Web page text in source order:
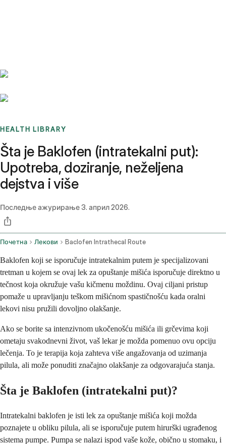
HEALTH LIBRARY
Šta je Baklofen (intratekalni put):
Upotreba, doziranje, neželjena
dejstva i više
Последње ажурирање3. април 2026.
Почетна Лекови Baclofen Intrathecal Route
Baklofen koji se isporučuje intratekalnim putem je specijalizovani
tretman u kojem se ovaj lek za opuštanje mišića isporučuje direktno u
tečnost koja okružuje vašu kičmenu moždinu. Ovaj ciljani pristup
pomaže u upravljanju teškom mišićnom spastičnošću kada oralni
lekovi nisu pružili dovoljno olakšanje.
Ako se borite sa intenzivnom ukočenošću mišića ili grčevima koji
ometaju svakodnevni život, vaš lekar je možda pomenuo ovu opciju
lečenja. To je terapija koja zahteva više angažovanja od uzimanja
pilula, ali može ponuditi značajno olakšanje za odgovarajuća stanja.
Šta je Baklofen (intratekalni put)?
Intratekalni baklofen je isti lek za opuštanje mišića koji možda
poznajete u obliku pilula, ali se isporučuje putem hirurški ugrađenog
sistema pumpe. Pumpa se nalazi ispod vaše kože, obično u stomaku, i